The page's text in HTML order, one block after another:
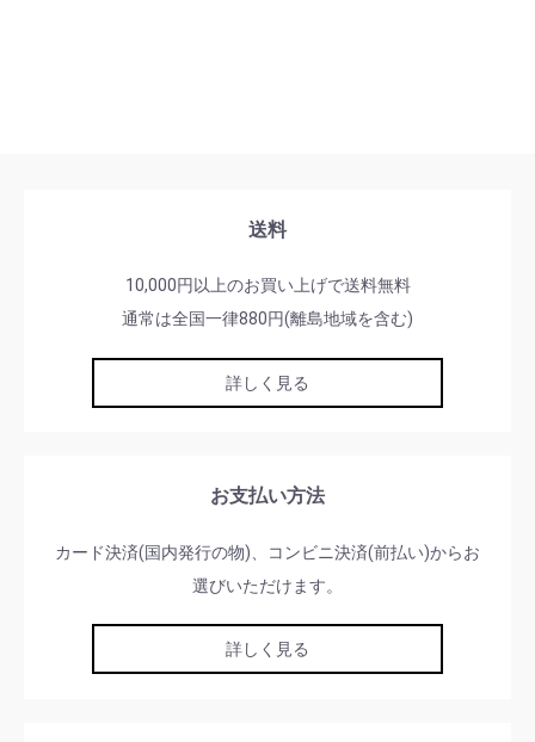
送料
10,000円以上のお買い上げで送料無料
通常は全国一律880円(離島地域を含む)
詳しく見る
お支払い方法
カード決済(国内発行の物)、コンビニ決済(前払い)からお
選びいただけます。
詳しく見る